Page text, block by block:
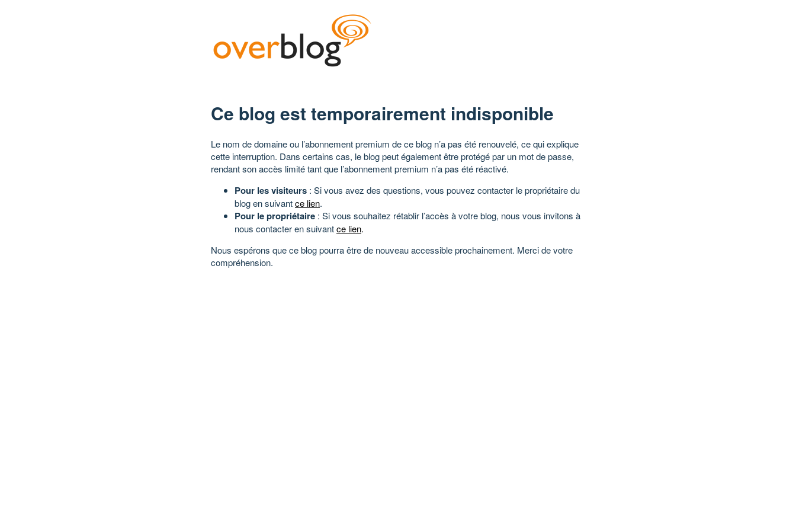
Ce blog est temporairement indisponible
Le nom de domaine ou l’abonnement premium de ce blog n’a pas été renouvelé, ce qui explique
cette interruption. Dans certains cas, le blog peut également être protégé par un mot de passe,
rendant son accès limité tant que l’abonnement premium n’a pas été réactivé.
Pour les visiteurs : Si vous avez des questions, vous pouvez contacter le propriétaire du
blog en suivantce lien.
Pour le propriétaire : Si vous souhaitez rétablir l’accès à votre blog, nous vous invitons à
nous contacter en suivantce lien.
Nous espérons que ce blog pourra être de nouveau accessible prochainement. Merci de votre
compréhension.